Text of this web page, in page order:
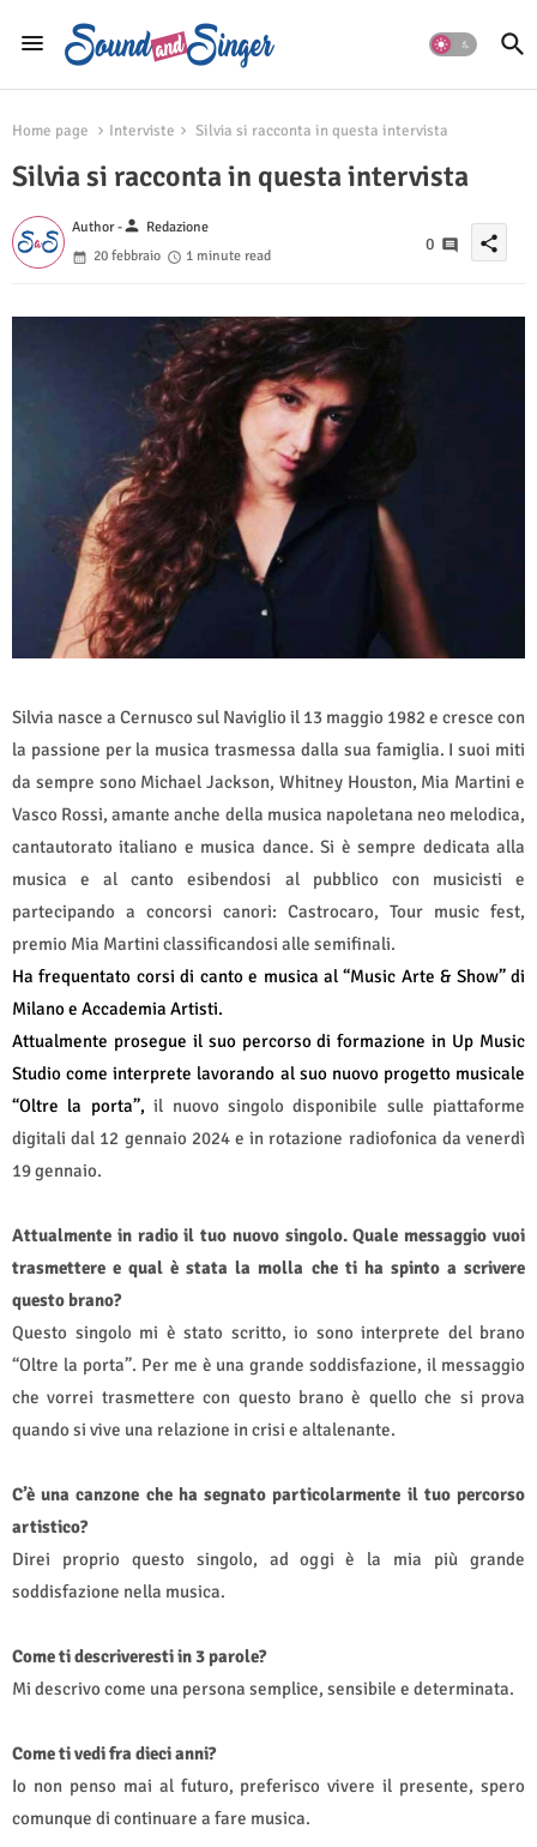
Home page Interviste Silvia si racconta in questa intervista
Silvia si racconta in questa intervista
Author -person Redazione
20 febbraio
1 minute read
0 share
Silvia nasce a Cernusco sul Naviglio il 13 maggio 1982 e cresce con
la passione per la musica trasmessa dalla sua famiglia. I suoi miti
da sempre sono Michael Jackson, Whitney Houston, Mia Martini e
Vasco Rossi, amante anche della musica napoletana neo melodica,
cantautorato italiano e musica dance. Si è sempre dedicata alla
musica e al canto esibendosi al pubblico con musicisti e
partecipando a concorsi canori: Castrocaro, Tour music fest,
premio Mia Martini classificandosi alle semifinali.
Ha frequentato corsi di canto e musica al “Music Arte & Show” di
Milano e Accademia Artisti.
Attualmente prosegue il suo percorso di formazione in Up Music
Studio come interprete lavorando al suo nuovo progetto musicale
“Oltre la porta”,il nuovo singolo disponibile sulle piattaforme
digitali dal 12 gennaio 2024 e in rotazione radiofonica da venerdì
19 gennaio.
Attualmente in radio il tuo nuovo singolo. Quale messaggio vuoi
trasmettere e qual è stata la molla che ti ha spinto a scrivere
questo brano?
Questo singolo mi è stato scritto, io sono interprete del brano
“Oltre la porta”. Per me è una grande soddisfazione, il messaggio
che vorrei trasmettere con questo brano è quello che si prova
quando si vive una relazione in crisi e altalenante.
C’è una canzone che ha segnato particolarmente il tuo percorso
artistico?
Direi proprio questo singolo, ad oggi è la mia più grande
soddisfazione nella musica.
Come ti descriveresti in 3 parole?
Mi descrivo come una persona semplice, sensibile e determinata.
Come ti vedi fra dieci anni?
Io non penso mai al futuro, preferisco vivere il presente, spero
comunque di continuare a fare musica.